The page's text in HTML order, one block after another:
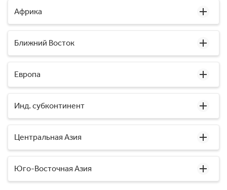
Африка
Ближний Восток
Европа
Инд. субконтинент
Центральная Азия
Юго-Восточная Азия